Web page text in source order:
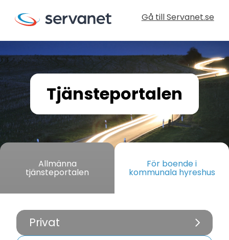
Gå till Servanet.se
Tjänsteportalen
Allmänna
tjänsteportalen
För boende i
kommunala hyreshus
Privat